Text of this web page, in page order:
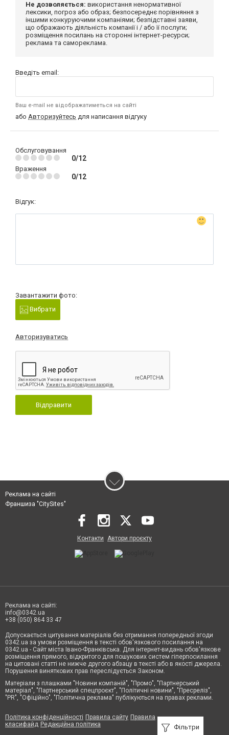
Не дозволяється: використання ненормативної
лексики, погроз або образ; безпосереднє порівняння з
іншими конкуруючими компаніями; безпідставні заяви,
що ображають діяльність компанії і / або її послуги;
розміщення посилань на сторонні інтернет-ресурси;
реклама та самореклама.
Введіть email:
Ваш e-mail не відображатиметься на сайті
або Авторизуйтесь для написання відгуку
Обслуговування
0/12
Враження
0/12
Відгук:
Завантажити фото:
Вибрати
Авторизуватись
Відправити
Фільтри
Реклама на сайті
Франшиза "CitySites"
Контакти Автори проєкту
Реклама на сайті:
info@0342.ua
+38 (050) 864 33 47
Допускається цитування матеріалів без отримання попередньої згоди
0342.ua за умови розміщення в тексті обов'язкового посилання на
0342.ua - Сайт міста Івано-Франківська. Для інтернет-видань обов'язкове
розміщення прямого, відкритого для пошукових систем гіперпосилання
на цитовані статті не нижче другого абзацу в тексті або в якості джерела.
Порушення виняткових прав переслідується Законом.
Матеріали з плашками "Новини компаній", "Промо", "Партнерський
матеріал", "Партнерський спецпроєкт", "Політичні новини", "Пресреліз",
"PR", "Офіційно", "Політична реклама" публікуються на правах реклами.
Політика конфіденційності Правила сайту Правила
класифайд Редакційна політика